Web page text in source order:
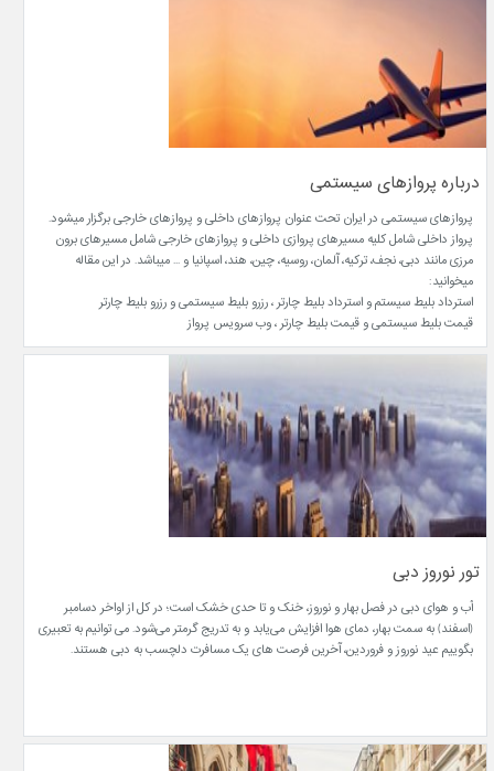
درباره پروازهای سیستمی
پروازهای سیستمی در ایران تحت عنوان پروازهای داخلی و پروازهای خارجی برگزار میشود.
پرواز داخلی شامل کلیه مسیرهای پروازی داخلی و پروازهای خارجی شامل مسیرهای برون
مرزی مانند دبی، نجف، ترکیه، آلمان، روسیه، چین، هند، اسپانیا و ... میباشد. در این مقاله
میخوانید:
استرداد بلیط سیستم و استرداد بلیط چارتر ، رزرو بلیط سیستمی و رزرو بلیط چارتر
قیمت بلیط سیستمی و قیمت بلیط چارتر ، وب سرویس پرواز
تور نوروز دبی
آب و هوای دبی در فصل بهار و نوروز، خنک و تا حدی خشک است؛ در کل از اواخر دسامبر
(اسفند) به سمت بهار، دمای هوا افزایش می‌یابد و به تدریج گرمتر می‌شود. می توانیم به تعبیری
بگوییم عید نوروز و فروردین، آخرین فرصت های یک مسافرت دلچسب به دبی هستند.